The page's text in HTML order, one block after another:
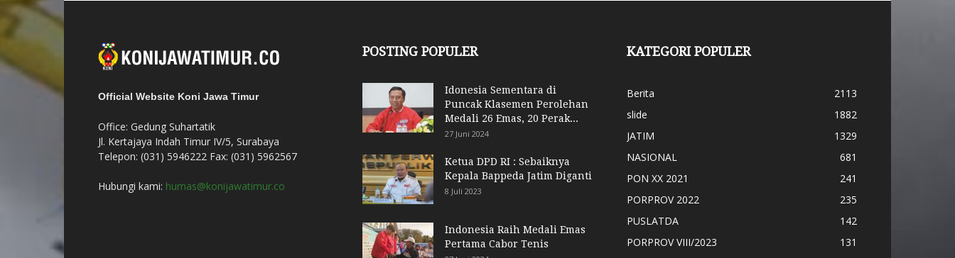
Official Website Koni Jawa Timur
Office: Gedung Suhartatik
Jl. Kertajaya Indah Timur IV/5, Surabaya
Telepon: (031) 5946222 Fax: (031) 5962567
Hubungi kami: humas@konijawatimur.co
POSTING POPULER
Idonesia Sementara di
Puncak Klasemen Perolehan
Medali 26 Emas, 20 Perak...
27 Juni 2024
Ketua DPD RI : Sebaiknya
Kepala Bappeda Jatim Diganti
8 Juli 2023
Indonesia Raih Medali Emas
Pertama Cabor Tenis
KATEGORI POPULER
Berita
2113
slide
1882
JATIM
1329
NASIONAL
681
PON XX 2021
241
PORPROV 2022
235
PUSLATDA
142
PORPROV VIII/2023
131